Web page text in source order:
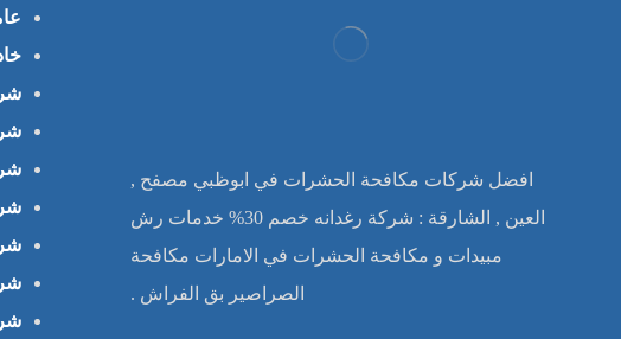
افضل شركات مكافحة الحشرات في ابوظبي مصفح ,
العين , الشارقة : شركة رغدانه خصم 30% خدمات رش
مبيدات و مكافحة الحشرات في الامارات مكافحة
الصراصير بق الفراش .